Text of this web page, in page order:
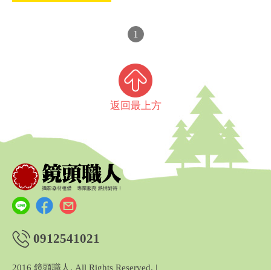
1
返回最上方
0912541021
2016 鏡頭職人. All Rights Reserved. |